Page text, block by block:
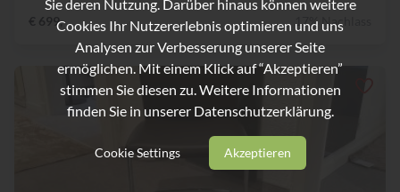
€ 699,- 17% Nachlass
Sie deren Nutzung. Darüber hinaus können weitere
Cookies Ihr Nutzererlebnis optimieren und uns
Analysen zur Verbesserung unserer Seite
ermöglichen. Mit einem Klick auf “Akzeptieren”
stimmen Sie diesen zu. Weitere Informationen
finden Sie in unserer Datenschutzerklärung.
Cookie Settings Akzeptieren